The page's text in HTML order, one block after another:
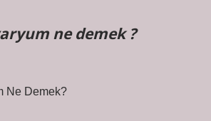
ne demek ?
Ne Demek?